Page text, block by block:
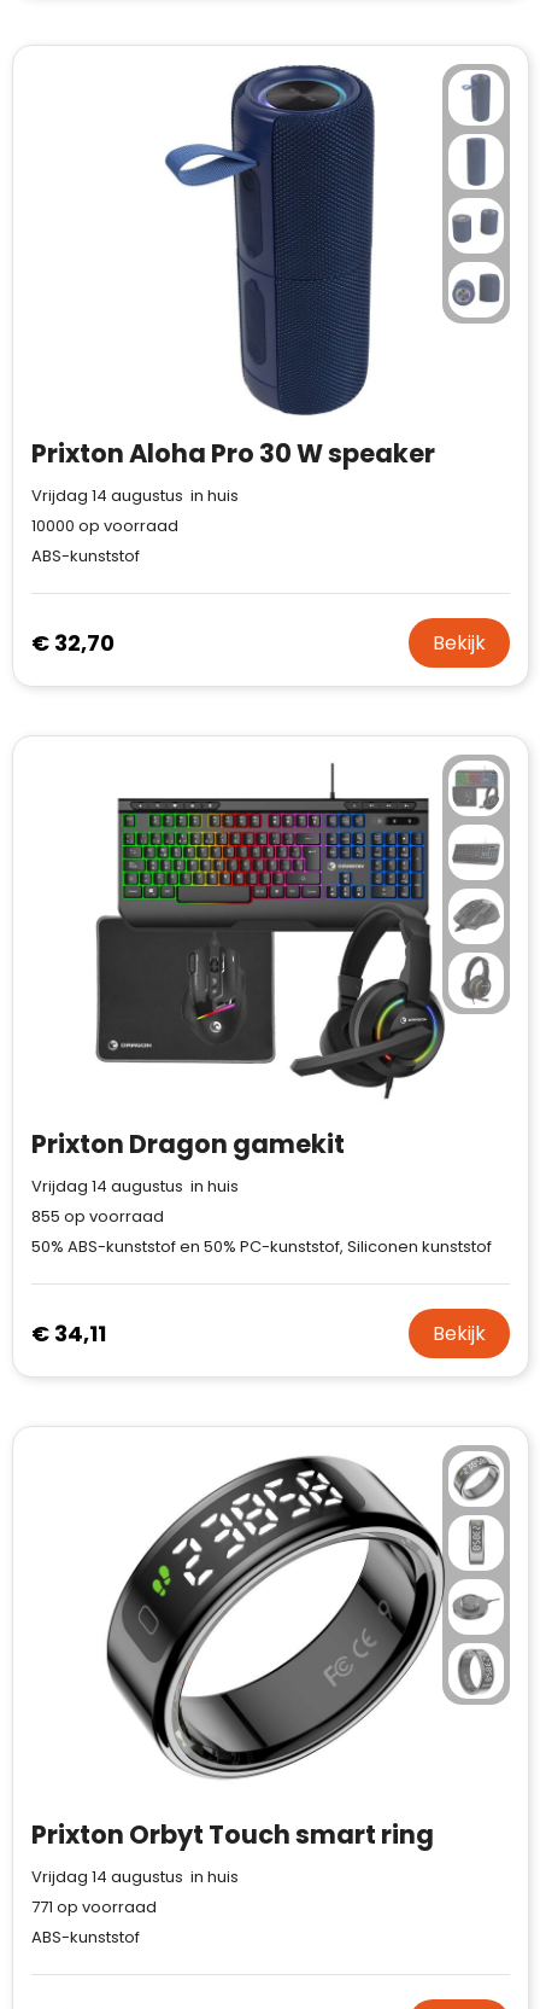
Prixton Aloha Pro 30 W speaker
Vrijdag 14 augustus in huis
10000 op voorraad
ABS-kunststof
€ 32,70 Bekijk
Prixton Dragon gamekit
Vrijdag 14 augustus in huis
855 op voorraad
50% ABS-kunststof en 50% PC-kunststof, Siliconen kunststof
€ 34,11 Bekijk
Prixton Orbyt Touch smart ring
Vrijdag 14 augustus in huis
771 op voorraad
ABS-kunststof